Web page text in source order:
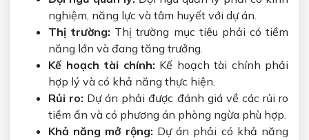
nghiệm, năng lực và tâm huyết với dự án.
Thị trường: Thị trường mục tiêu phải có tiềm
năng lớn và đang tăng trưởng.
Kế hoạch tài chính: Kế hoạch tài chính phải
hợp lý và có khả năng thực hiện.
Rủi ro: Dự án phải được đánh giá về các rủi ro
tiềm ẩn và có phương án phòng ngừa phù hợp.
Khả năng mở rộng: Dự án phải có khả năng